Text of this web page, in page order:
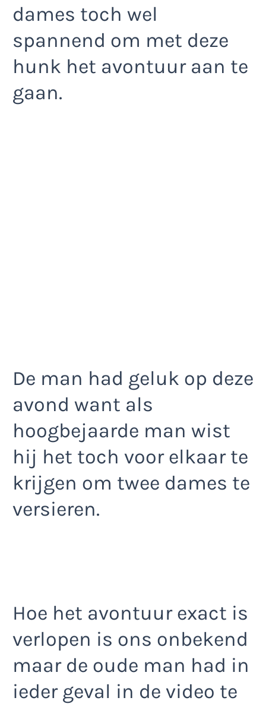
dames toch wel
spannend om met deze
hunk het avontuur aan te
gaan.
De man had geluk op deze
avond want als
hoogbejaarde man wist
hij het toch voor elkaar te
krijgen om twee dames te
versieren.
Hoe het avontuur exact is
verlopen is ons onbekend
maar de oude man had in
ieder geval in de video te